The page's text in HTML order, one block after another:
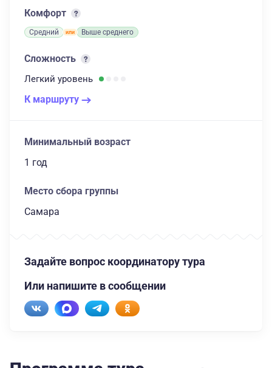
Комфорт
Средний Выше среднего
Сложность
Легкий уровень
К маршруту
Минимальный возраст
1 год
Место сбора группы
Самара
Задайте вопрос координатору тура
Или напишите в сообщении